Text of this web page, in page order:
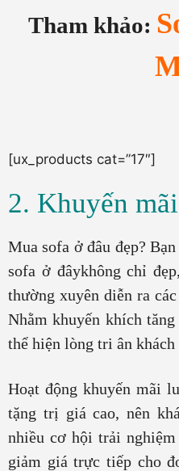
Tham khảo:
[ux_products cat=”17″]
2. Khuyến
Mua sofa ở đâu đẹp?
sofa ở đâykhông chỉ
thường xuyên diễn ra
Nhằm khuyến khích
thể hiện lòng tri ân khách
Hoạt động khuyến mãi
tặng trị giá cao, nên
nhiều cơ hội trải
giảm giá trực tiếp cho